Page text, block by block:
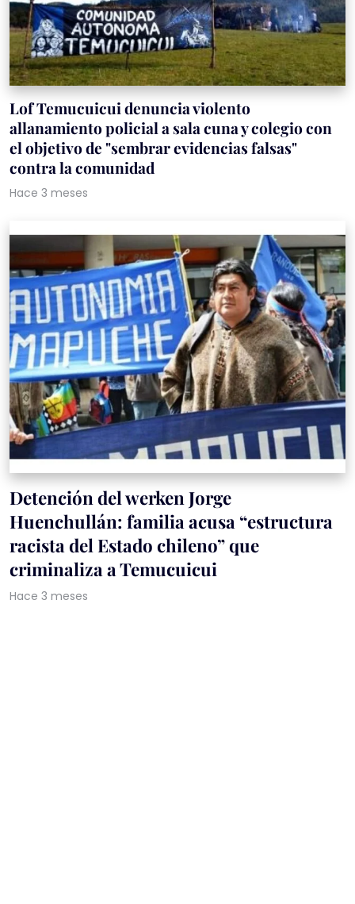
Lof Temucuicui denuncia violento
allanamiento policial a sala cuna y colegio con
el objetivo de "sembrar evidencias falsas"
contra la comunidad
Hace 3 meses
Detención del werken Jorge
Huenchullán: familia acusa “estructura
racista del Estado chileno” que
criminaliza a Temucuicui
Hace 3 meses